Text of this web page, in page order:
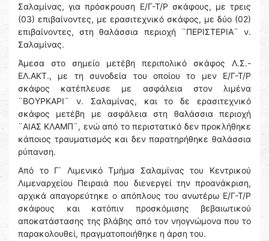
Σαλαμίνας, για πρόσκρουση Ε/Γ-Τ/Ρ σκάφους, με τρεις
(03) επιβαίνοντες, με ερασιτεχνικό σκάφος, με δύο (02)
επιβαίνοντες, στη θαλάσσια περιοχή ¨ΠΕΡΙΣΤΕΡΙΑ¨ ν.
Σαλαμίνας.
Άμεσα στο σημείο μετέβη περιπολικό σκάφος Λ.Σ.-
ΕΛ.ΑΚΤ., με τη συνοδεία του οποίου το μεν Ε/Γ-Τ/Ρ
σκάφος κατέπλευσε με ασφάλεια στον λιμένα
¨ΒΟΥΡΚΑΡΙ¨ ν. Σαλαμίνας, και το δε ερασιτεχνικό
σκάφος μετέβη με ασφάλεια στη θαλάσσια περιοχή
¨ΑΙΑΣ ΚΛΑΜΠ¨, ενώ από το περιστατικό δεν προκλήθηκε
κάποιος τραυματισμός και δεν παρατηρήθηκε θαλάσσια
ρύπανση.
Από το Γ΄ Λιμενικό Τμήμα Σαλαμίνας του Κεντρικού
Λιμεναρχείου Πειραιά που διενεργεί την προανάκριση,
αρχικά απαγορεύτηκε ο απόπλους του ανωτέρω Ε/Γ-Τ/Ρ
σκάφους και κατόπιν προσκόμισης βεβαιωτικού
αποκατάστασης της βλάβης από τον νηογνώμονα που το
παρακολουθεί, πραγματοποιήθηκε η άρση του.